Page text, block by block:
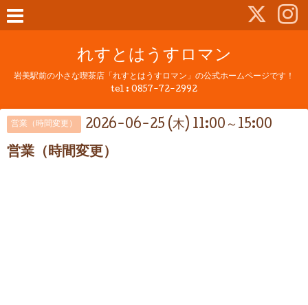
れすとはうすロマン
岩美駅前の小さな喫茶店「れすとはうすロマン」の公式ホームページです！
tel : 0857-72-2992
営業（時間変更） 2026-06-25 (木) 11:00～15:00
営業（時間変更）